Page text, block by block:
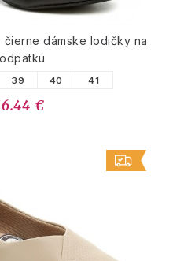
dámske lodičky na
39 40 41
€